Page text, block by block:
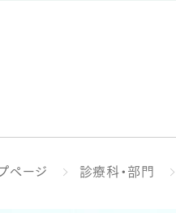
プページ 診療科・部門